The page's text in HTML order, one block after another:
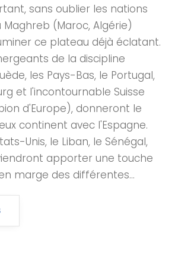
sans oublier les nations
(Maroc, Algérie)
ce plateau déjà éclatant.
de la discipline
les Pays-Bas, le Portugal,
et l'incontournable Suisse
d'Europe), donneront le
continent avec l'Espagne.
Unis, le Liban, le Sénégal,
apporter une touche
marge des différentes...